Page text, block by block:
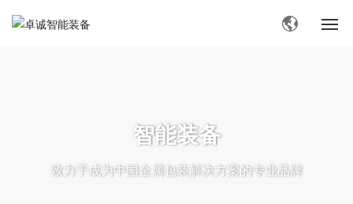
智能装备
致力于成为中国金属包装解决方案的专业品牌